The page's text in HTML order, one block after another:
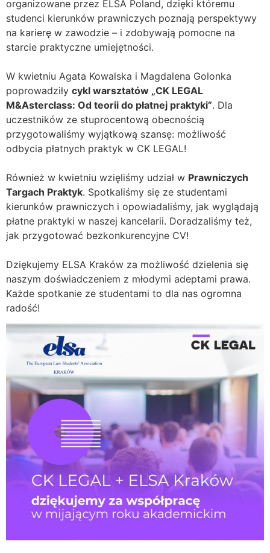
organizowane przez ELSA Poland, dzięki któremu
studenci kierunków prawniczych poznają perspektywy
na karierę w zawodzie – i zdobywają pomocne na
starcie praktyczne umiejętności.
W kwietniu Agata Kowalska i Magdalena Golonka
poprowadziły cykl warsztatów „CK LEGAL
M&Asterclass: Od teorii do płatnej praktyki”. Dla
uczestników ze stuprocentową obecnością
przygotowaliśmy wyjątkową szansę: możliwość
odbycia płatnych praktyk w CK LEGAL!
Również w kwietniu wzięliśmy udział w Prawniczych
Targach Praktyk. Spotkaliśmy się ze studentami
kierunków prawniczych i opowiadaliśmy, jak wyglądają
płatne praktyki w naszej kancelarii. Doradzaliśmy też,
jak przygotować bezkonkurencyjne CV!
Dziękujemy ELSA Kraków za możliwość dzielenia się
naszym doświadczeniem z młodymi adeptami prawa.
Każde spotkanie ze studentami to dla nas ogromna
radość!